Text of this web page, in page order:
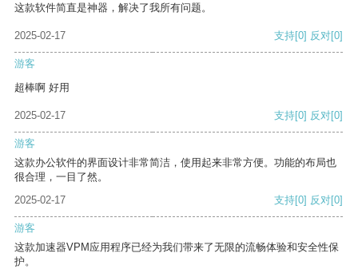
这款软件简直是神器，解决了我所有问题。
2025-02-17 支持[0] 反对[0]
游客
超棒啊 好用
2025-02-17 支持[0] 反对[0]
游客
这款办公软件的界面设计非常简洁，使用起来非常方便。功能的布局也
很合理，一目了然。
2025-02-17
支持[0] 反对[0]
游客
这款加速器VPM应用程序已经为我们带来了无限的流畅体验和安全性保
护。